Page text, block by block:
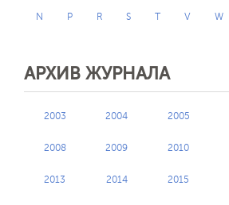
N P R S T V W
АРХИВ ЖУРНАЛА
2003 2004 2005
2008 2009 2010
2013 2014 2015